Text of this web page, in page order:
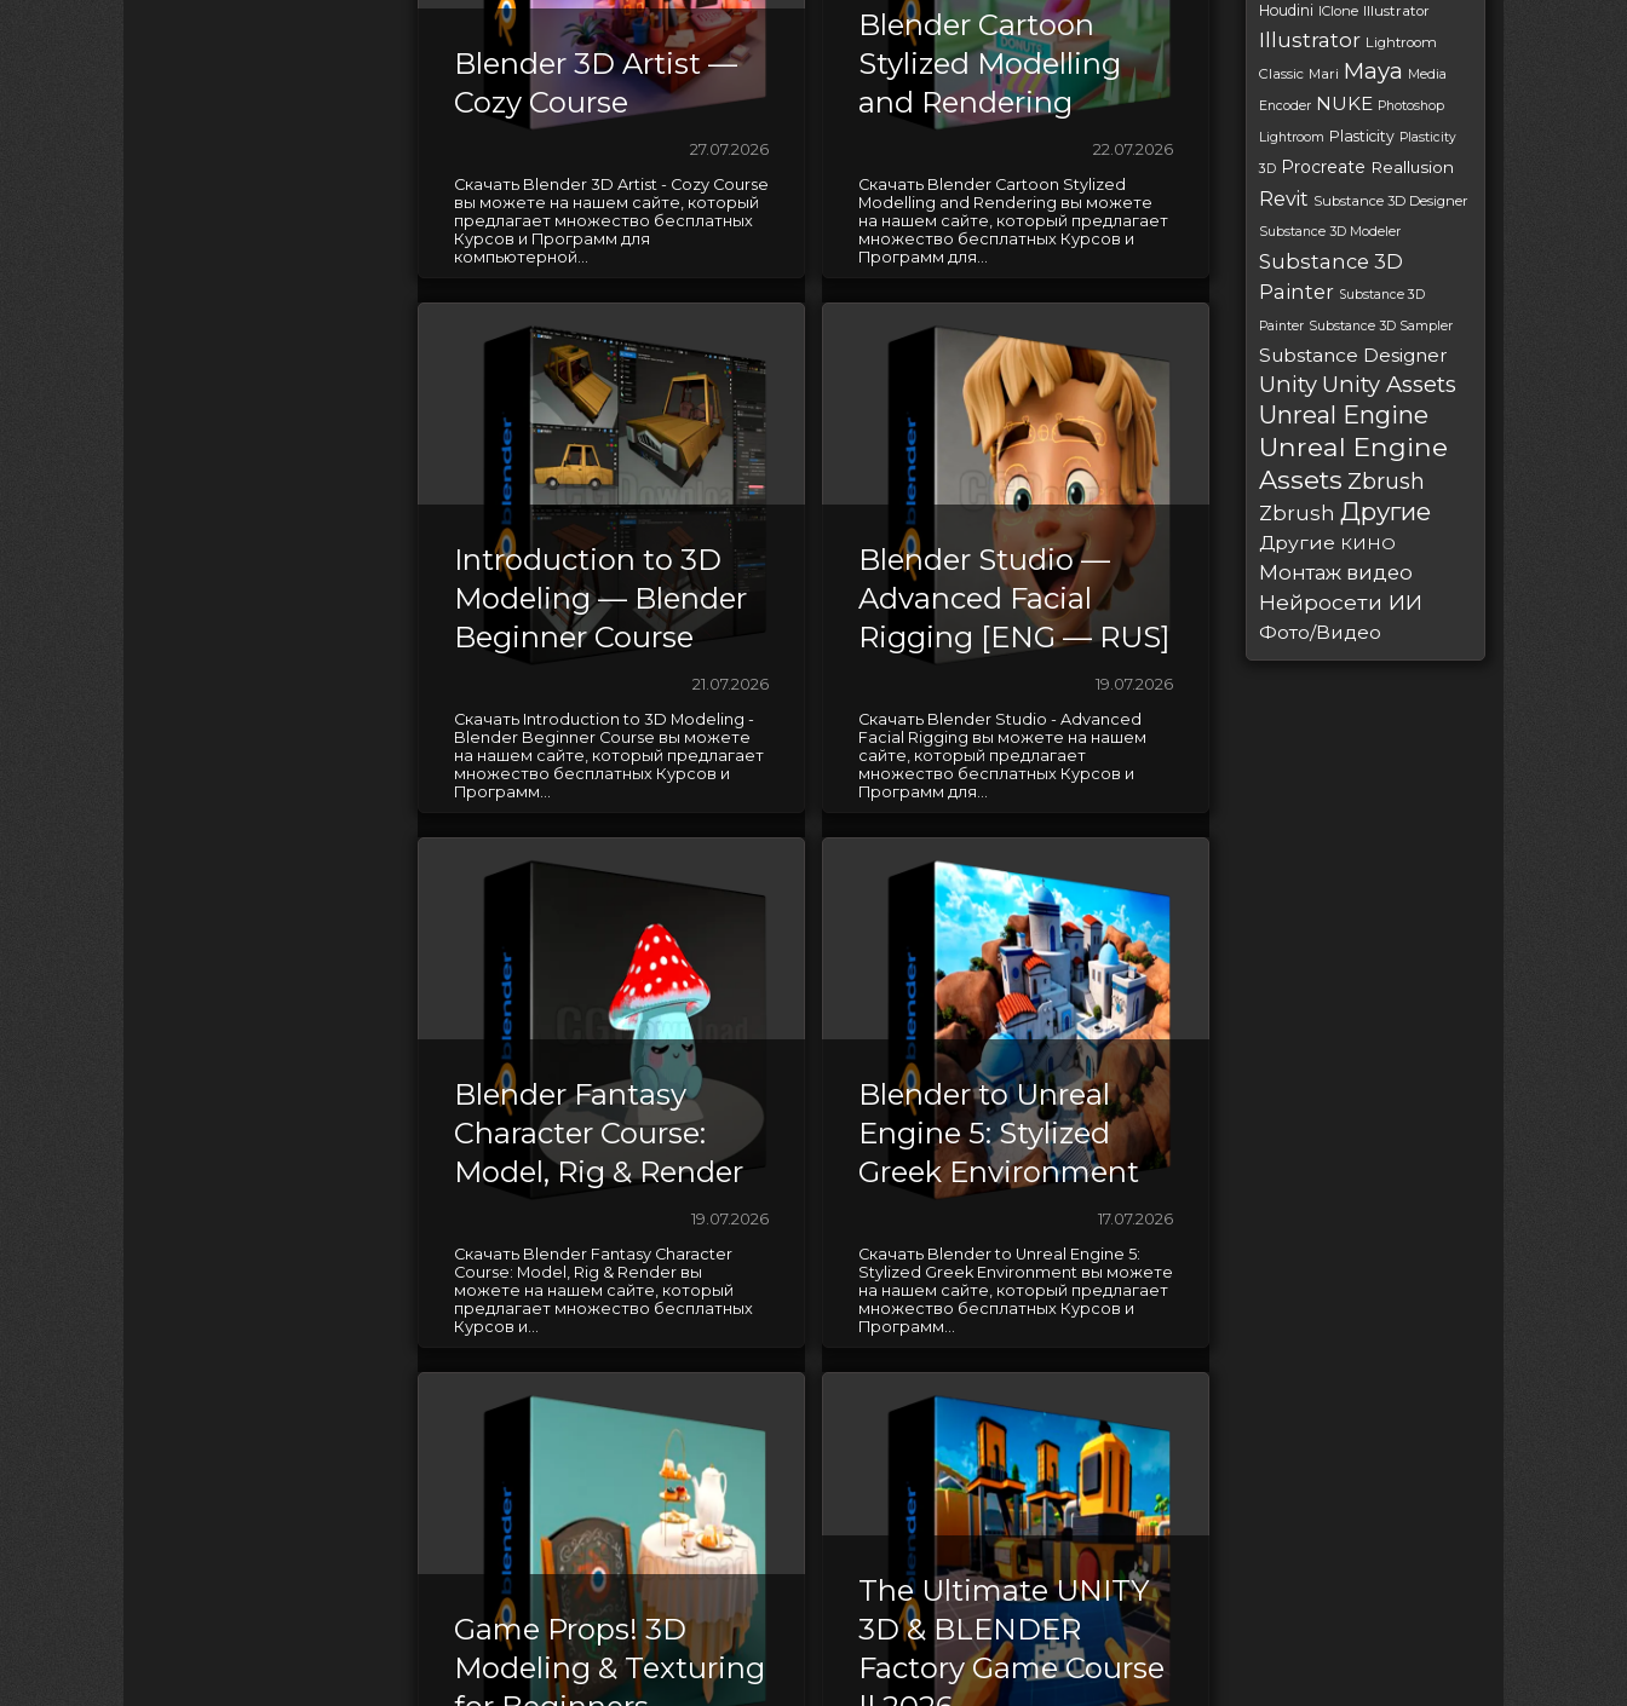
Blender 3D Artist —
Cozy Course
27.07.2026
Скачать Blender 3D Artist - Cozy Course
вы можете на нашем сайте, который
предлагает множество бесплатных
Курсов и Программ для
компьютерной...
Blender Cartoon
Stylized Modelling
and Rendering
22.07.2026
Скачать Blender Cartoon Stylized
Modelling and Rendering вы можете
на нашем сайте, который предлагает
множество бесплатных Курсов и
Программ для...
Introduction to 3D
Modeling — Blender
Beginner Course
21.07.2026
Скачать Introduction to 3D Modeling -
Blender Beginner Course вы можете
на нашем сайте, который предлагает
множество бесплатных Курсов и
Программ...
Blender Studio —
Advanced Facial
Rigging [ENG — RUS]
19.07.2026
Скачать Blender Studio - Advanced
Facial Rigging вы можете на нашем
сайте, который предлагает
множество бесплатных Курсов и
Программ для...
Blender Fantasy
Character Course:
Model, Rig & Render
19.07.2026
Скачать Blender Fantasy Character
Course: Model, Rig & Render вы
можете на нашем сайте, который
предлагает множество бесплатных
Курсов и...
Blender to Unreal
Engine 5: Stylized
Greek Environment
17.07.2026
Скачать Blender to Unreal Engine 5:
Stylized Greek Environment вы можете
на нашем сайте, который предлагает
множество бесплатных Курсов и
Программ...
Game Props! 3D
Modeling & Texturing
The Ultimate UNITY
3D & BLENDER
Factory Game Course
Houdini IClone Illustrator
Illustrator Lightroom
Classic Mari Maya
Media
Encoder NUKE Photoshop
Lightroom Plasticity Plasticity
3D Procreate Reallusion
Revit Substance 3D Designer
Substance 3D Modeler
Substance 3D
Painter Substance 3D
Painter Substance 3D Sampler
Substance Designer
Unity Unity Assets
Unreal Engine
Unreal Engine
Assets Zbrush
Zbrush Другие
Другие КИНО
Монтаж видео
Нейросети ИИ
Фото/Видео